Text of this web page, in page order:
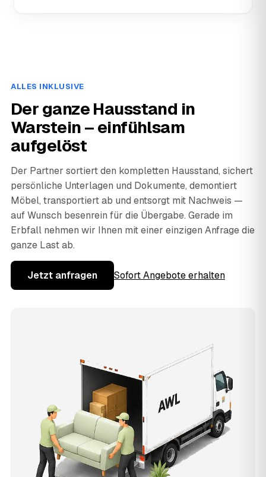
ALLES INKLUSIVE
Der ganze Hausstand in
Warstein – einfühlsam
aufgelöst
Der Partner sortiert den kompletten Hausstand, sichert
persönliche Unterlagen und Dokumente, demontiert
Möbel, transportiert ab und entsorgt mit Nachweis —
auf Wunsch besenrein für die Übergabe. Gerade im
Erbfall nehmen wir Ihnen mit einer einzigen Anfrage die
ganze Last ab.
Jetzt anfragen Sofort Angebote erhalten